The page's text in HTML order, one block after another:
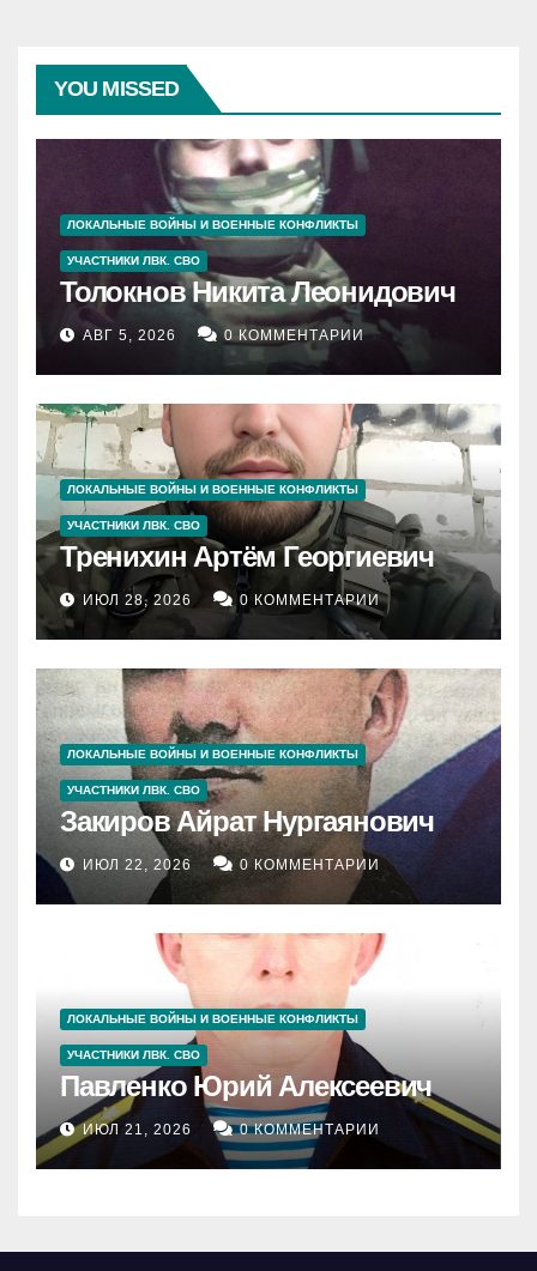
YOU MISSED
ЛОКАЛЬНЫЕ ВОЙНЫ И ВОЕННЫЕ КОНФЛИКТЫ
УЧАСТНИКИ ЛВК. СВО
Толокнов Никита Леонидович
АВГ 5, 2026 0 КОММЕНТАРИИ
ЛОКАЛЬНЫЕ ВОЙНЫ И ВОЕННЫЕ КОНФЛИКТЫ
УЧАСТНИКИ ЛВК. СВО
Тренихин Артём Георгиевич
ИЮЛ 28, 2026 0 КОММЕНТАРИИ
ЛОКАЛЬНЫЕ ВОЙНЫ И ВОЕННЫЕ КОНФЛИКТЫ
УЧАСТНИКИ ЛВК. СВО
Закиров Айрат Нургаянович
ИЮЛ 22, 2026 0 КОММЕНТАРИИ
ЛОКАЛЬНЫЕ ВОЙНЫ И ВОЕННЫЕ КОНФЛИКТЫ
УЧАСТНИКИ ЛВК. СВО
Павленко Юрий Алексеевич
ИЮЛ 21, 2026 0 КОММЕНТАРИИ